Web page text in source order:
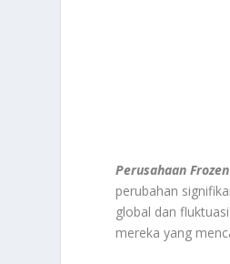
Perusahaan
perubahan
global dan
mereka yang